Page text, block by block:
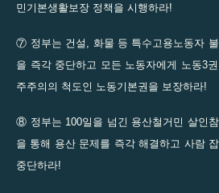
민기본생활보장 정책을 시행하라!
⑦ 정부는 건설, 화물 등 특수고용노동자
을 즉각 중단하고 모든 노동자에게 노동3
주주의의 척도인 노동기본권을 보장하라!
⑧ 정부는 100일을 넘긴 용산철거민 살인
을 통해 용산 문제를 즉각 해결하고 사람
중단하라!